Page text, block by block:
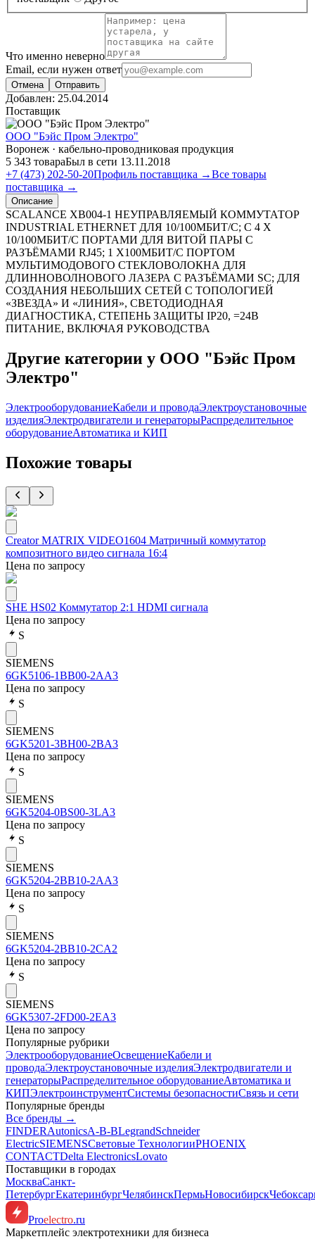
Что именно неверно
Email, если нужен ответ
Отмена Отправить
Добавлен: 25.04.2014
Поставщик
ООО "Бэйс Пром Электро"
Воронеж · кабельно-проводниковая продукция
5 343 товараБыл в сети 13.11.2018
+7 (473) 202-50-20Профиль поставщика →Все товары
поставщика →
Описание
SCALANCE XB004-1 НЕУПРАВЛЯЕМЫЙ КОММУТАТОР
INDUSTRIAL ETHERNET ДЛЯ 10/100МБИТ/С; С 4 X
10/100МБИТ/С ПОРТАМИ ДЛЯ ВИТОЙ ПАРЫ С
РАЗЪЁМАМИ RJ45; 1 X100МБИТ/С ПОРТОМ
МУЛЬТИМОДОВОГО СТЕКЛОВОЛОКНА ДЛЯ
ДЛИННОВОЛНОВОГО ЛАЗЕРА С РАЗЪЁМАМИ SC; ДЛЯ
СОЗДАНИЯ НЕБОЛЬШИХ СЕТЕЙ С ТОПОЛОГИЕЙ
«ЗВЕЗДА» И «ЛИНИЯ», СВЕТОДИОДНАЯ
ДИАГНОСТИКА, СТЕПЕНЬ ЗАЩИТЫ IP20, =24В
ПИТАНИЕ, ВКЛЮЧАЯ РУКОВОДСТВА
Другие категории у ООО "Бэйс Пром
Электро"
ЭлектрооборудованиеКабели и проводаЭлектроустановочные
изделияЭлектродвигатели и генераторыРаспределительное
оборудованиеАвтоматика и КИП
Похожие товары
Creator MATRIX VIDEO1604 Матричный коммутатор
композитного видео сигнала 16:4
Цена по запросу
SHE HS02 Коммутатор 2:1 HDMI сигнала
Цена по запросу
S
SIEMENS
6GK5106-1BB00-2AA3
Цена по запросу
S
SIEMENS
6GK5201-3BH00-2BA3
Цена по запросу
S
SIEMENS
6GK5204-0BS00-3LA3
Цена по запросу
S
SIEMENS
6GK5204-2BB10-2AA3
Цена по запросу
S
SIEMENS
6GK5204-2BB10-2CA2
Цена по запросу
S
SIEMENS
6GK5307-2FD00-2EA3
Цена по запросу
Популярные рубрики
ЭлектрооборудованиеОсвещениеКабели и
проводаЭлектроустановочные изделияЭлектродвигатели и
генераторыРаспределительное оборудованиеАвтоматика и
КИПЭлектроинструментСистемы безопасностиСвязь и сети
Популярные бренды
Все бренды →
FINDERAutonicsA-B-BLegrandSchneider
ElectricSIEMENSСветовые ТехнологииPHOENIX
CONTACTDelta ElectronicsLovato
Поставщики в городах
МоскваСанкт-
ПетербургЕкатеринбургЧелябинскПермьНовосибирск
Proelectro.ru
Маркетплейс электротехники для бизнеса